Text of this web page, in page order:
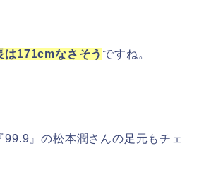
は171cmなさそう ですね。
99.9』の松本潤さんの足元もチェ